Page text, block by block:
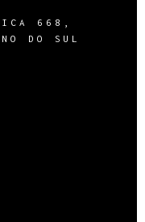
668,
DO SUL